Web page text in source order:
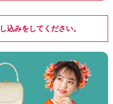
込みをしてください。